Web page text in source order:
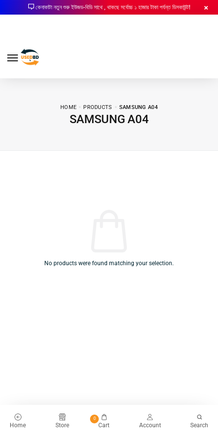
কেনাকাটা নতুন শুরু ইউজড-বিডি সাথে , থাকছে সর্বোচ্চ ১ হাজার টাকা পর্যন্ত ডিসকাউন্ট!
HOME PRODUCTS SAMSUNG A04
SAMSUNG A04
No products were found matching your selection.
Home Store
0
Cart Account Search